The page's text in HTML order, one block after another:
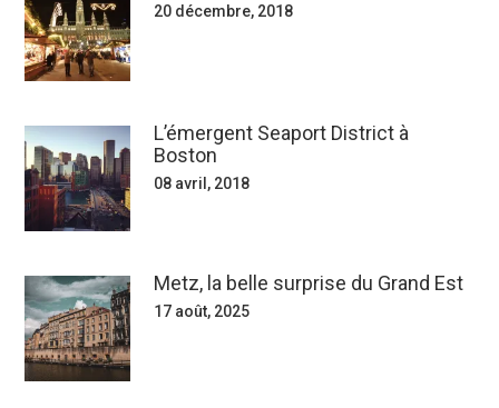
20 décembre, 2018
L’émergent Seaport District à
Boston
08 avril, 2018
Metz, la belle surprise du Grand Est
17 août, 2025